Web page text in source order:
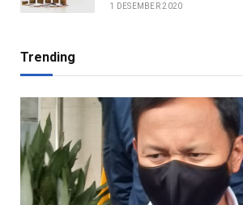
1 DESEMBER 2020
Trending